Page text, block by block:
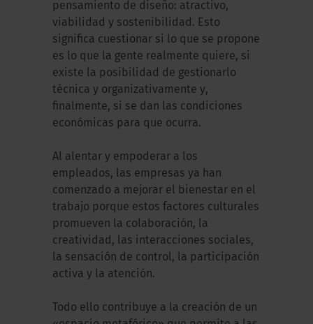
pensamiento de diseño: atractivo,
viabilidad y sostenibilidad. Esto
significa cuestionar si lo que se propone
es lo que la gente realmente quiere, si
existe la posibilidad de gestionarlo
técnica y organizativamente y,
finalmente, si se dan las condiciones
económicas para que ocurra.
Al alentar y empoderar a los
empleados, las empresas ya han
comenzado a mejorar el bienestar en el
trabajo porque estos factores culturales
promueven la colaboración, la
creatividad, las interacciones sociales,
la sensación de control, la participación
activa y la atención.
Todo ello contribuye a la creación de un